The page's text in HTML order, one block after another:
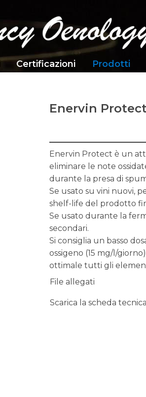
Certificazioni Prodotti
Enervin
Enervin Protect è un
eliminare le note
durante la presa di
Se usato su vini nuovi,
shelf-life del prodotto
Se usato durante la
secondari.
Si consiglia un basso
ossigeno (15 mg/l/
ottimale tutti gli
File allegati
Scarica la scheda tecnica